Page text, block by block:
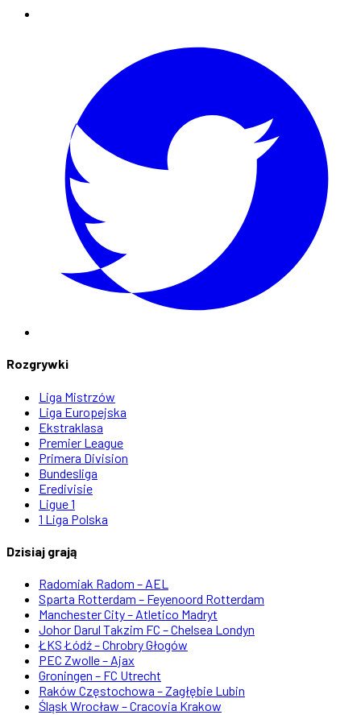
Rozgrywki
Liga Mistrzów
Liga Europejska
Ekstraklasa
Premier League
Primera Division
Bundesliga
Eredivisie
Ligue 1
1 Liga Polska
Dzisiaj grają
Radomiak Radom – AEL
Sparta Rotterdam – Feyenoord Rotterdam
Manchester City – Atletico Madryt
Johor Darul Takzim FC – Chelsea Londyn
ŁKS Łódź – Chrobry Głogów
PEC Zwolle – Ajax
Groningen – FC Utrecht
Raków Częstochowa – Zagłębie Lubin
Śląsk Wrocław – Cracovia Krakow